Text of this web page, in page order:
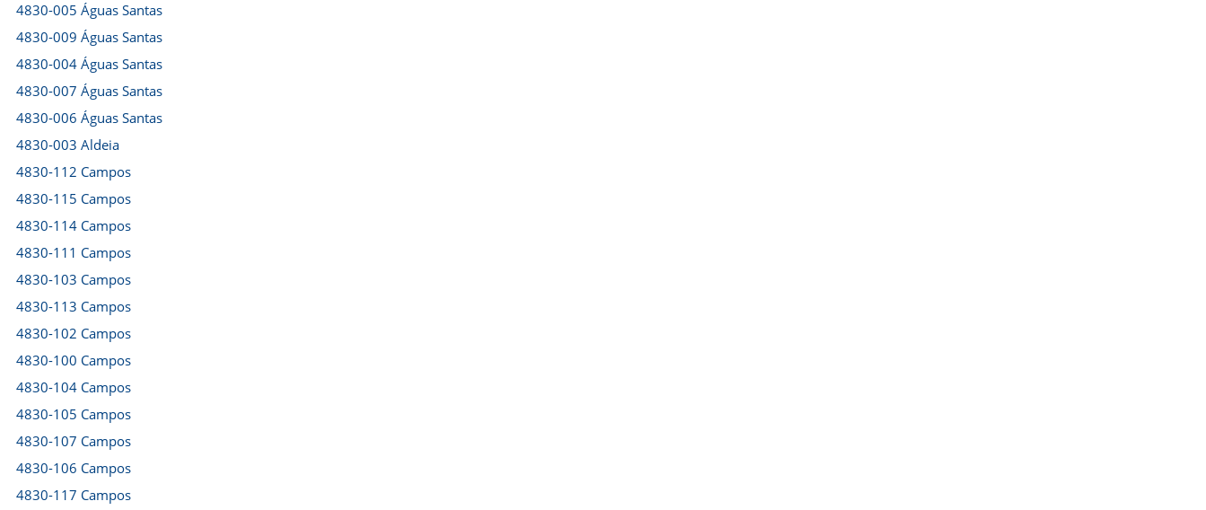
4830-005 Águas Santas
4830-009 Águas Santas
4830-004 Águas Santas
4830-007 Águas Santas
4830-006 Águas Santas
4830-003 Aldeia
4830-112 Campos
4830-115 Campos
4830-114 Campos
4830-111 Campos
4830-103 Campos
4830-113 Campos
4830-102 Campos
4830-100 Campos
4830-104 Campos
4830-105 Campos
4830-107 Campos
4830-106 Campos
4830-117 Campos